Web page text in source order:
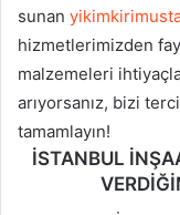
sunan
hizmetlerimizden
malzemeleri
arıyorsanız, bizi
tamamlayın!
İSTANBUL